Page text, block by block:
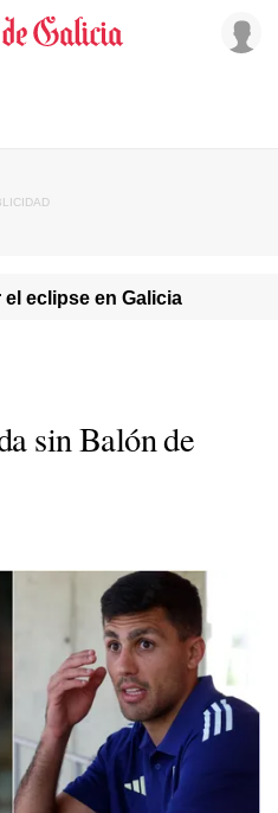
eclipse en Galicia
sin Balón de